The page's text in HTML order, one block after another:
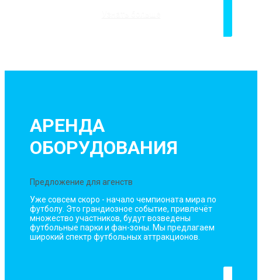
АРЕНДА
ОБОРУДОВАНИЯ
Предложение для агенств
Уже совсем скоро - начало чемпионата мира по
футболу. Это грандиозное событие, привлечёт
множество участников, будут возведены
футбольные парки и фан-зоны. Мы предлагаем
широкий спектр футбольных аттракционов.